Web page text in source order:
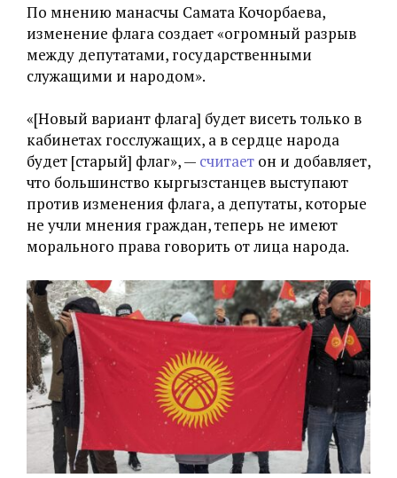
По мнению манасчы Самата Кочорбаева,
изменение флага создает «огромный разрыв
между депутатами, государственными
служащими и народом».
«[Новый вариант флага] будет висеть только в
кабинетах госслужащих, а в сердце народа
будет [старый] флаг», — считает он и добавляет,
что большинство кыргызстанцев выступают
против изменения флага, а депутаты, которые
не учли мнения граждан, теперь не имеют
морального права говорить от лица народа.